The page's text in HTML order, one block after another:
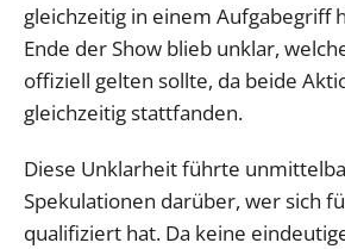
gleichzeitig in einem Aufgabegriff
Ende der Show blieb unklar,
offiziell gelten sollte, da beide
gleichzeitig stattfanden.
Diese Unklarheit führte
Spekulationen darüber, wer sich
qualifiziert hat. Da keine